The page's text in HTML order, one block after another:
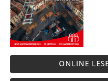
ONLINE